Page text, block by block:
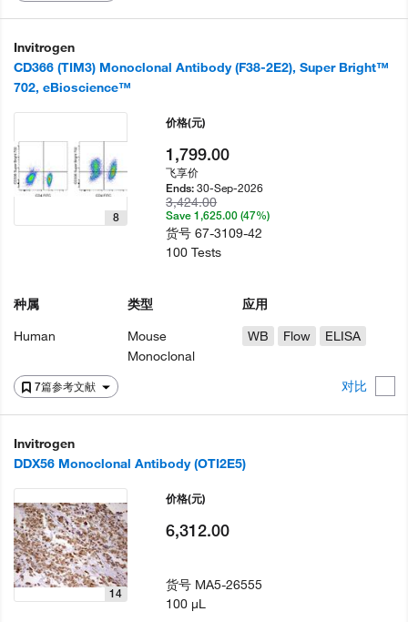
Invitrogen
CD366 (TIM3) Monoclonal Antibody (F38-2E2), Super Bright™
702, eBioscience™
7篇参考文献 对比
8
种属
Human
类型
Mouse
Monoclonal
应用
WB
Flow ELISA
价格(元)
1,799.00
飞享价
Ends:30-Sep-2026
3,424.00
Save 1,625.00 (47%)
货号67-3109-42
100 Tests
Invitrogen
DDX56 Monoclonal Antibody (OTI2E5)
14
价格(元)
6,312.00
货号 MA5-26555
100 µL